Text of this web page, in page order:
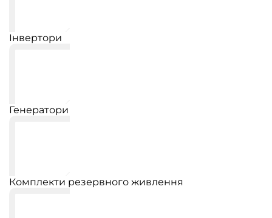
Інвертори
Генератори
Комплекти резервного живлення